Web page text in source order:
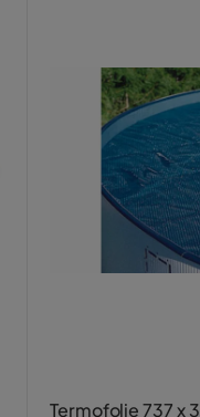
Termofolie 737 x